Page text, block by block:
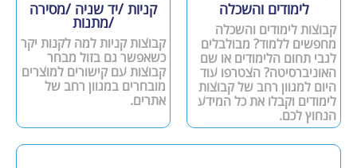
לימודים והשכלה
קבוצות לימודים והשכלה
מחפשים ללמוד? מבולבלים
לגבי תחום הלימודים או שם
האוניברסיטה? הצטרפו עוד
היום למגוון רחב של קבוצות
לימודים וקבלו את כל המידע
הנחוץ לכם.
קניות /יד שניה /מסירה
/מתנות
קבוצות קניות למה לקנות יקר
כשאפשר גם בזול מבחר
קבוצות עם קישורים למוצרים
מובחרים במגוון רחב של
אתרים.